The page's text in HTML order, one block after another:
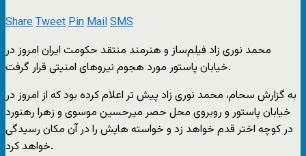
ShareTweetPinMailSMS
محمد نوری زاد فیلم‌ساز و هنرمند منتقد حکومت ایران امروز در
خیابان پاستور مورد هجوم نیروهای امنیتی قرار گرفت.
به گزارش سحام، محمد نوری زاد پیش تر اعلام کرده بود که از امروز در
خیابان پاستور و روبروی محل حصر میرحسین موسوی و زهرا رهنورد
در کوچه اختر قدم خواهد زد و خواسته هایش را در آن مکان رسیدگی
خواهد کرد.